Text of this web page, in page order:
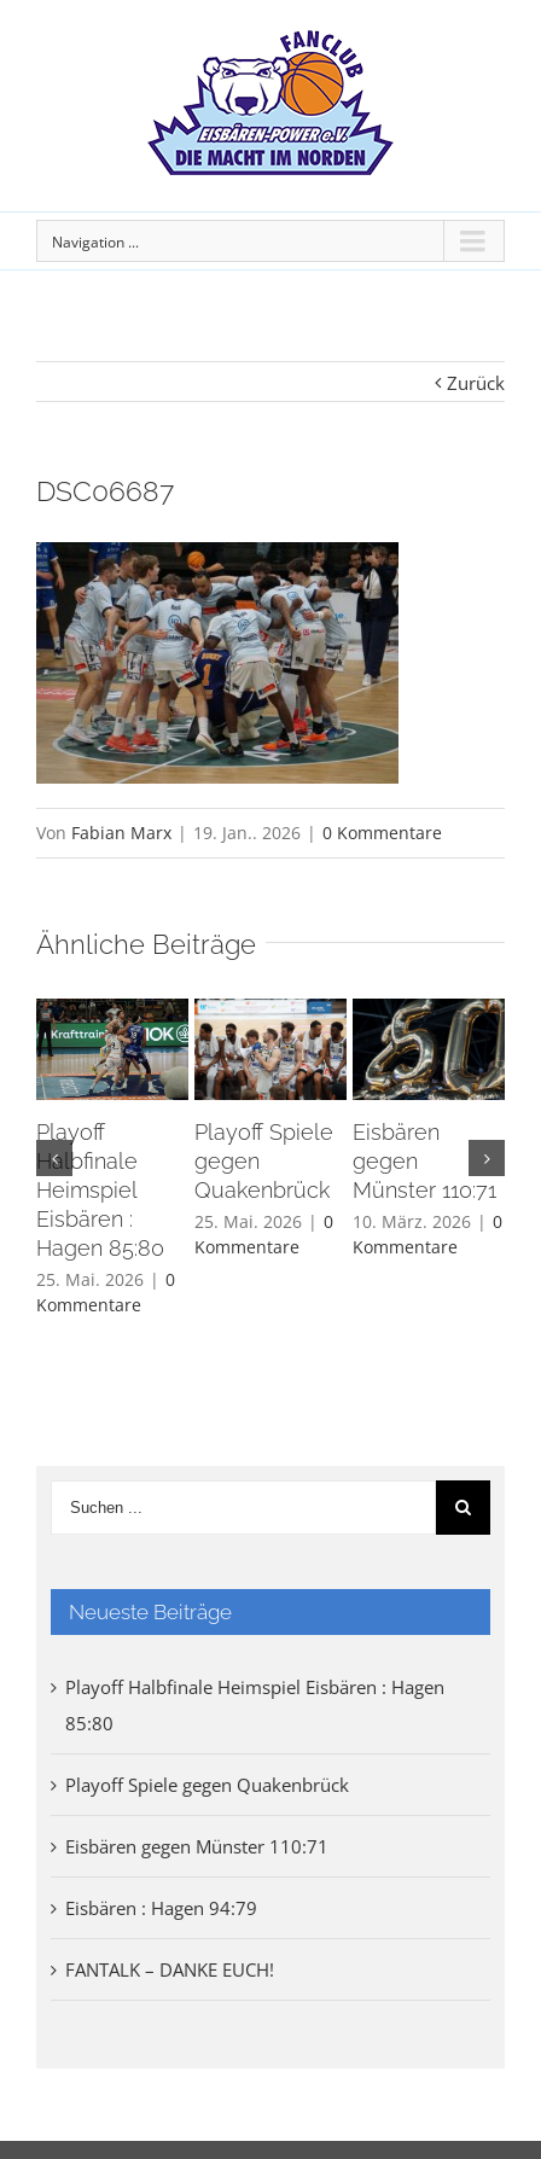
Navigation ...
Zurück
DSC06687
Von Fabian Marx | 19. Jan.. 2026 | 0 Kommentare
Ähnliche Beiträge
Playoff
Halbfinale
Heimspiel
Eisbären :
Hagen 85:80
25. Mai. 2026 | 0
Kommentare
Playoff Spiele
gegen
Quakenbrück
25. Mai. 2026 | 0
Kommentare
Eisbären
gegen
Münster 110:71
10. März. 2026 | 0
Kommentare
Neueste Beiträge
Playoff Halbfinale Heimspiel Eisbären : Hagen
85:80
Playoff Spiele gegen Quakenbrück
Eisbären gegen Münster 110:71
Eisbären : Hagen 94:79
FANTALK – DANKE EUCH!